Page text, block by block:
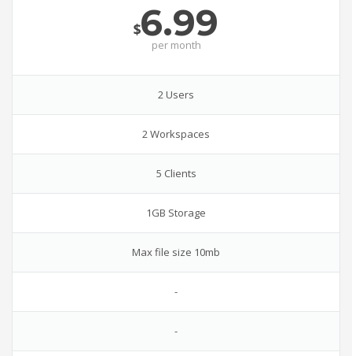
$6.99
per month
2 Users
2 Workspaces
5 Clients
1GB Storage
Max file size 10mb
-
-